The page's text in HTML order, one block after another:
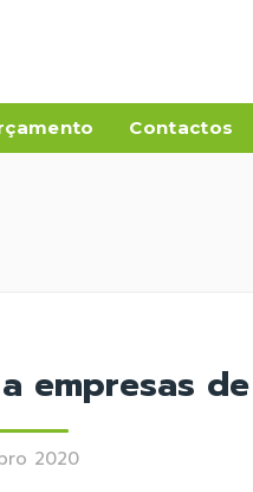
Contactos
empresas
2020